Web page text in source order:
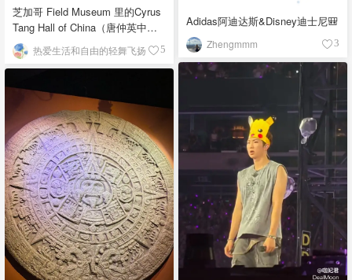
Adidas阿迪达斯&Disney迪士尼🎒
Zhengmmm 3
芝加哥 Field Museum 里的Cyrus
Tang Hall of China（唐仲英中国
馆） 热爱生活和自由的轻舞飞扬 5